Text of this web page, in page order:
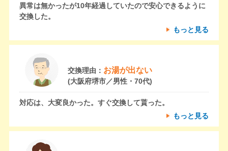
異常は無かったが10年経過していたので安心できるように
交換した。
もっと見る
交換理由： お湯が出ない
(大阪府堺市／男性・70代)
対応は、大変良かった。すぐ交換して貰った。
もっと見る